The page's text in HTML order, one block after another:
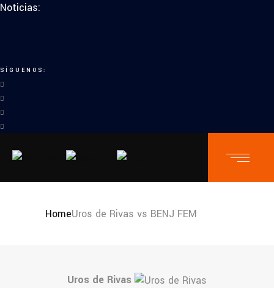
Noticias:
SÍGUENOS:
HomeUros de Rivas vs BENJ FEM
Uros de Rivas